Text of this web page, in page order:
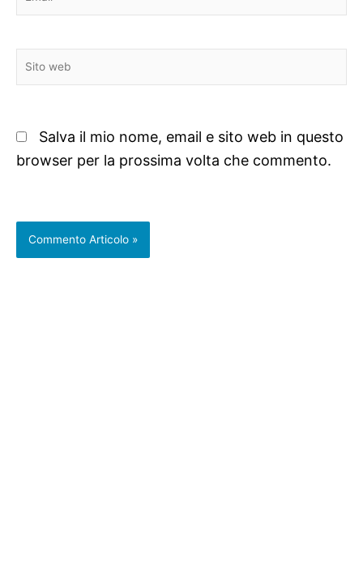
Sito
web
Salva il mio nome, email e sito web in questo
browser per la prossima volta che commento.